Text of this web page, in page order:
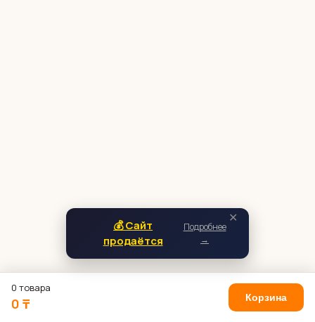
✕
💰 Сайт
продаётся
Подробнее
→
0 товара
0 ₸ Корзина